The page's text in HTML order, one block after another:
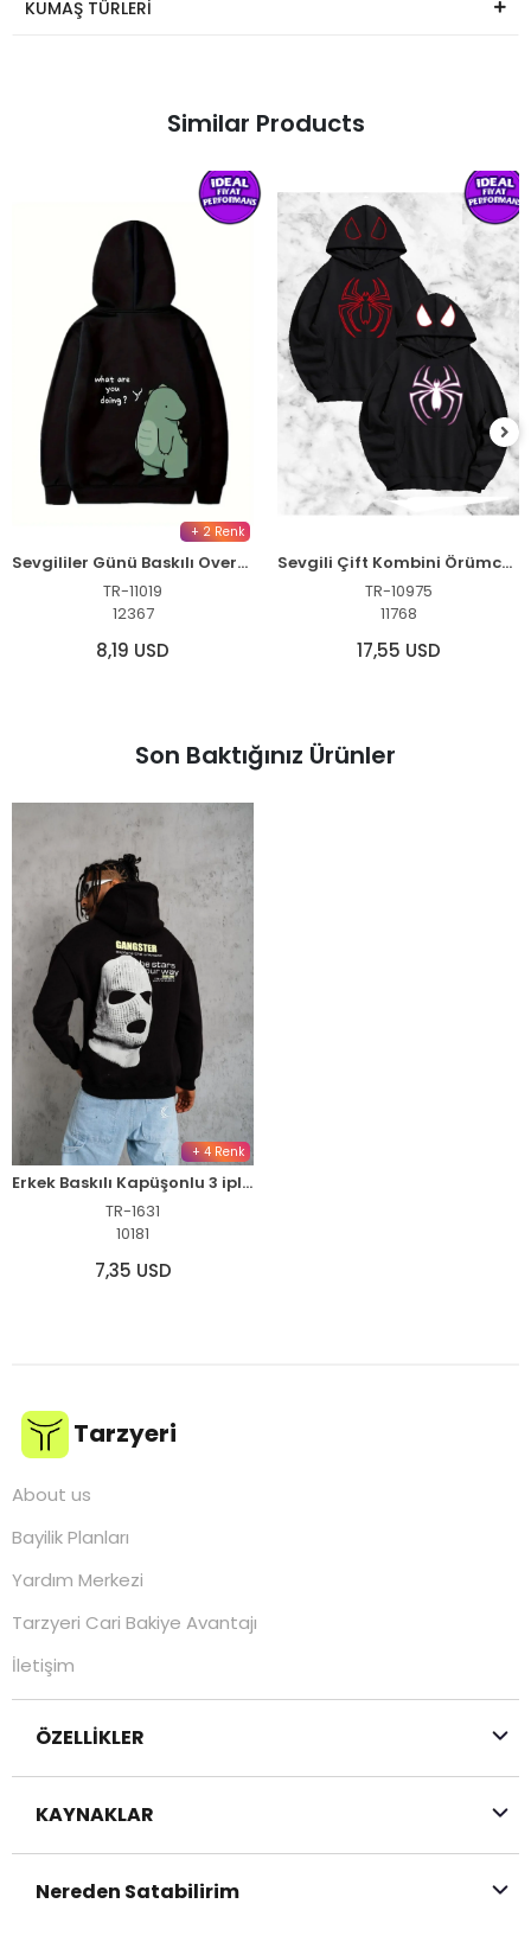
KUMAŞ TÜRLERİ
Similar Products
+ 2 Renk
Sevgililer Günü Baskılı Oversize Kapüşonlu Sweatshirt Hoodie - Siyah
TR-11019
12367
8,19 USD
Sevgili Çift Kombini Örümcek Baskılı Kapüşonlu Sweatshirt Hoodie - Siyah
TR-10975
11768
17,55 USD
Son Baktığınız Ürünler
+ 4 Renk
Erkek Baskılı Kapüşonlu 3 iplik pamuklu hoodie Sweatshirt - Siyah
TR-1631
10181
7,35 USD
Tarzyeri
About us
Bayilik Planları
Yardım Merkezi
Tarzyeri Cari Bakiye Avantajı
İletişim
ÖZELLİKLER
KAYNAKLAR
Nereden Satabilirim